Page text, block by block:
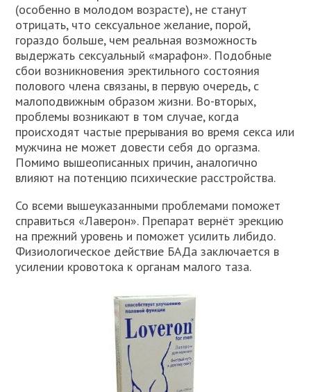
(особенно в молодом возрасте), не станут
отрицать, что сексуальное желание, порой,
гораздо больше, чем реальная возможность
выдержать сексуальный «марафон». Подобные
сбои возникновения эректильного состояния
полового члена связаны, в первую очередь, с
малоподвижным образом жизни. Во-вторых,
проблемы возникают в том случае, когда
происходят частые прерывания во время секса или
мужчина не может довести себя до оргазма.
Помимо вышеописанных причин, аналогично
влияют на потенцию психические расстройства.
Со всеми вышеуказанными проблемами поможет
справиться «Лаверон». Препарат вернёт эрекцию
на прежний уровень и поможет усилить либидо.
Физиологическое действие БАДа заключается в
усилении кровотока к органам малого таза.